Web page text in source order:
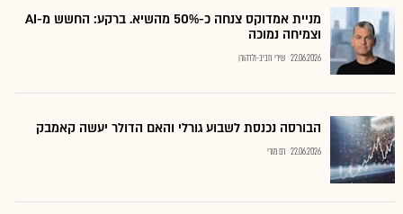
מניית אמדוקס צנחה כ-50% מהשיא. ברקע: החשש מ-AI
וצמיחה נמוכה
22.06.2026 שירי חביב-ולדהורן
הבורסה נכנסת לשבוע גורלי והאם הדולר יעשה קאמבק
22.06.2026 רם מורי